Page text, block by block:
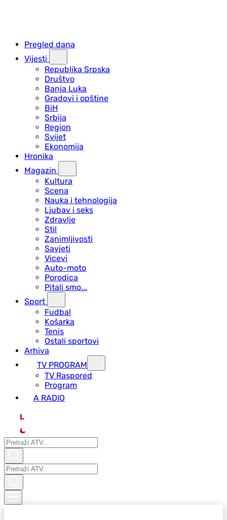
Pregled dana
Vijesti
Republika Srpska
Društvo
Banja Luka
Gradovi i opštine
BiH
Srbija
Region
Svijet
Ekonomija
Hronika
Magazin
Kultura
Scena
Nauka i tehnologija
Ljubav i seks
Zdravlje
Stil
Zanimljivosti
Savjeti
Vicevi
Auto-moto
Porodica
Pitali smo...
Sport
Fudbal
Košarka
Tenis
Ostali sportovi
Arhiva
TV PROGRAM
ТV Raspored
Program
A RADIO
L